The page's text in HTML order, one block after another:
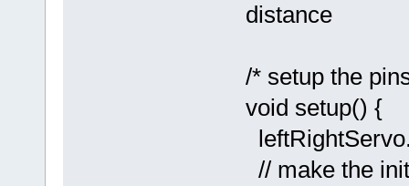
distance
/* setup the
void setup() {
// make the